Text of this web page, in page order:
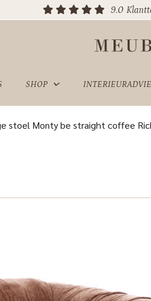
9.0
SHOP
stoel Monty be straight coffee